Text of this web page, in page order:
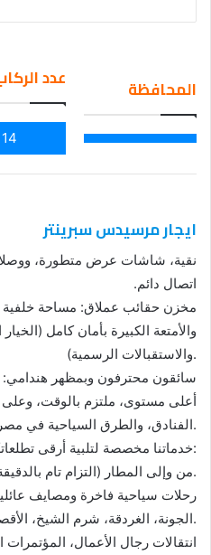
المحافظة عدد
14
ايجار مرسيدس سبرينتر
نقية، شاشات عرض متطورة،
اتصال دائم.
والأمتعة الكبيرة بأمان كامل
والاستقبالات الرسمية).
أعلى مستوى، ملتزم بالوقت، وعلى
الفنادق، والطرق السياحية في مصر.
خدماتنا مخصصة لتلبية أرقى تطلعاتكم:
استقبال وتوديع VIP من وإلى المطار (التزام تام بالدقيقة).
الجونة، الغردقة، شرم الشيخ، الأقصر وأسوان).